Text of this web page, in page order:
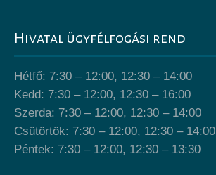
Hivatal ügyfélfogási rend
Hétfő: 7:30 – 12:00, 12:30 – 14:00
Kedd: 7:30 – 12:00, 12:30 – 16:00
Szerda: 7:30 – 12:00, 12:30 – 14:00
Csütörtök: 7:30 – 12:00, 12:30 – 14:00
Péntek: 7:30 – 12:00, 12:30 – 13:30